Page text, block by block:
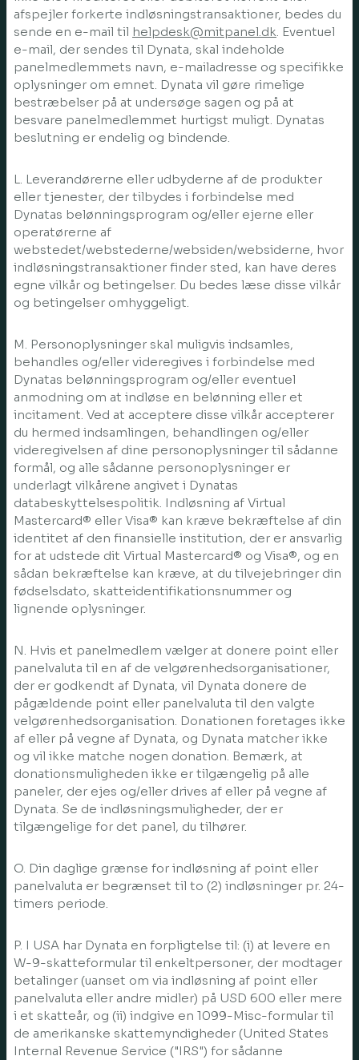
afspejler forkerte indløsningstransaktioner, bedes du
sende en e-mail til helpdesk@mitpanel.dk. Eventuel
e-mail, der sendes til Dynata, skal indeholde
panelmedlemmets navn, e-mailadresse og specifikke
oplysninger om emnet. Dynata vil gøre rimelige
bestræbelser på at undersøge sagen og på at
besvare panelmedlemmet hurtigst muligt. Dynatas
beslutning er endelig og bindende.
L. Leverandørerne eller udbyderne af de produkter
eller tjenester, der tilbydes i forbindelse med
Dynatas belønningsprogram og/eller ejerne eller
operatørerne af
webstedet/webstederne/websiden/websiderne, hvor
indløsningstransaktioner finder sted, kan have deres
egne vilkår og betingelser. Du bedes læse disse vilkår
og betingelser omhyggeligt.
M. Personoplysninger skal muligvis indsamles,
behandles og/eller videregives i forbindelse med
Dynatas belønningsprogram og/eller eventuel
anmodning om at indløse en belønning eller et
incitament. Ved at acceptere disse vilkår accepterer
du hermed indsamlingen, behandlingen og/eller
videregivelsen af dine personoplysninger til sådanne
formål, og alle sådanne personoplysninger er
underlagt vilkårene angivet i Dynatas
databeskyttelsespolitik. Indløsning af Virtual
Mastercard® eller Visa® kan kræve bekræftelse af din
identitet af den finansielle institution, der er ansvarlig
for at udstede dit Virtual Mastercard® og Visa®, og en
sådan bekræftelse kan kræve, at du tilvejebringer din
fødselsdato, skatteidentifikationsnummer og
lignende oplysninger.
N. Hvis et panelmedlem vælger at donere point eller
panelvaluta til en af de velgørenhedsorganisationer,
der er godkendt af Dynata, vil Dynata donere de
pågældende point eller panelvaluta til den valgte
velgørenhedsorganisation. Donationen foretages ikke
af eller på vegne af Dynata, og Dynata matcher ikke
og vil ikke matche nogen donation. Bemærk, at
donationsmuligheden ikke er tilgængelig på alle
paneler, der ejes og/eller drives af eller på vegne af
Dynata. Se de indløsningsmuligheder, der er
tilgængelige for det panel, du tilhører.
O. Din daglige grænse for indløsning af point eller
panelvaluta er begrænset til to (2) indløsninger pr. 24-
timers periode.
P. I USA har Dynata en forpligtelse til: (i) at levere en
W-9-skatteformular til enkeltpersoner, der modtager
betalinger (uanset om via indløsning af point eller
panelvaluta eller andre midler) på USD 600 eller mere
i et skatteår, og (ii) indgive en 1099-Misc-formular til
de amerikanske skattemyndigheder (United States
Internal Revenue Service ("IRS") for sådanne